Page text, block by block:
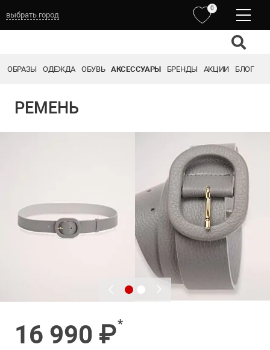
выбрать город
0
ОБРАЗЫ ОДЕЖДА ОБУВЬ АКСЕССУАРЫ БРЕНДЫ АКЦИИ БЛОГ
РЕМЕНЬ
16 990 ₽*